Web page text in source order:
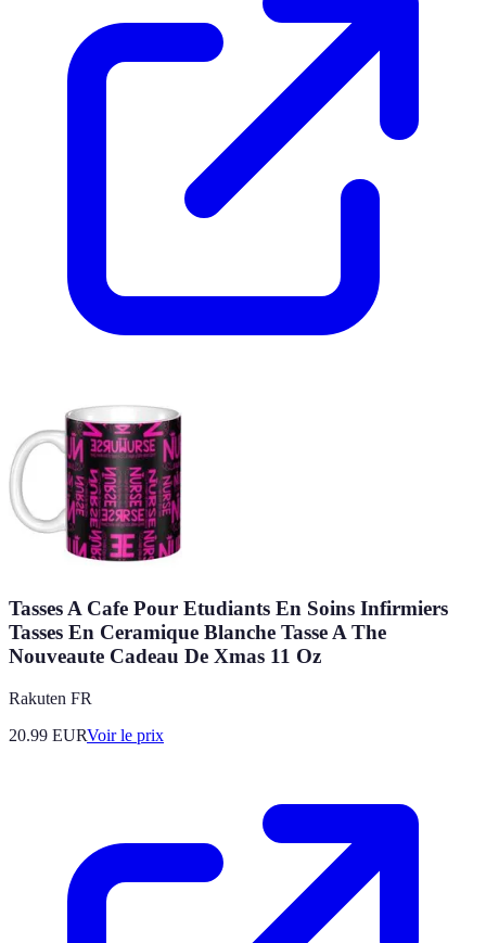
Tasses A Cafe Pour Etudiants En Soins Infirmiers
Tasses En Ceramique Blanche Tasse A The
Nouveaute Cadeau De Xmas 11 Oz
Rakuten FR
20.99 EURVoir le prix